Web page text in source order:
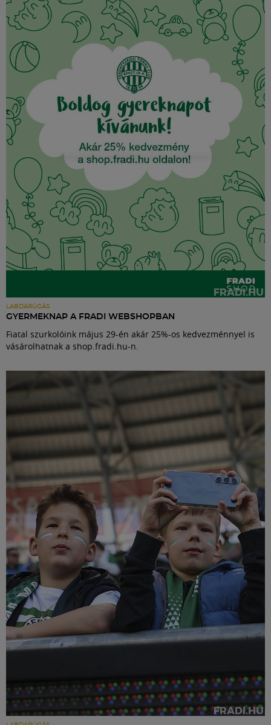
LABDARÚGÁS
GYERMEKNAP A FRADI WEBSHOPBAN
Fiatal szurkolóink május 29-én akár 25%-os kedvezménnyel is
vásárolhatnak a shop.fradi.hu-n.